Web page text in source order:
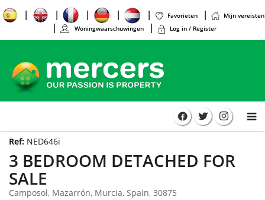
Favorieten
Mijn vereisten
Woningwaarschuwingen
Log in / Register
Ref: NED646i
3 BEDROOM DETACHED FOR
SALE
Camposol, Mazarrón, Murcia, Spain, 30875